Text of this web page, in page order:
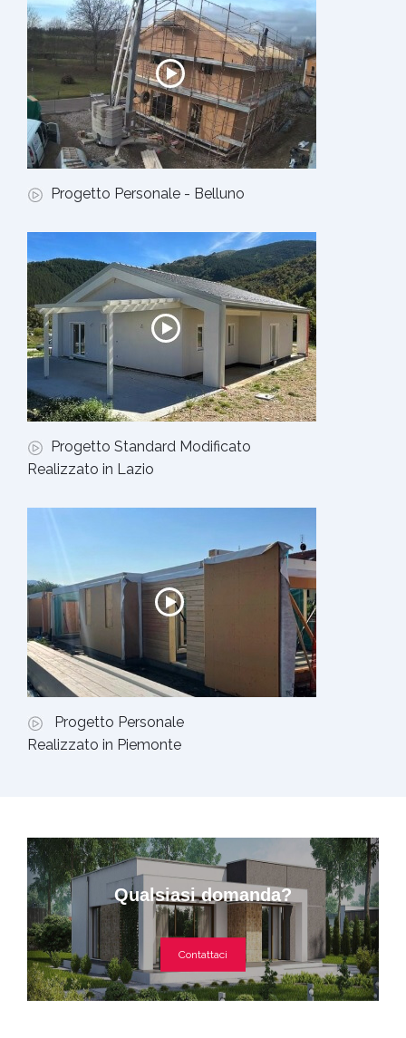
Progetto Personale - Belluno
Progetto Standard Modificato
Realizzato in Lazio
Progetto Personale
Realizzato in Piemonte
Qualsiasi domanda?
Contattaci